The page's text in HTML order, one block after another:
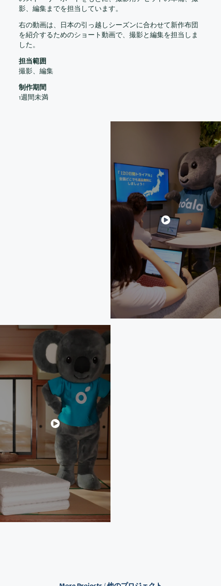
影、編集までを担当しています。
右の動画は、日本の引っ越しシーズンに合わせて新作布団
を紹介するためのショート動画で、撮影と編集を担当しま
した。
担当範囲
撮影、編集
制作期間
1週間未満